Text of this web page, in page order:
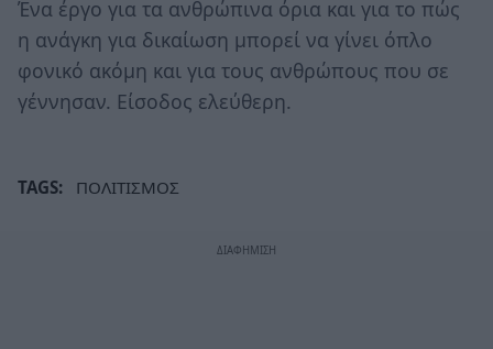
Ένα έργο για τα ανθρώπινα όρια και για το πώς
η ανάγκη για δικαίωση μπορεί να γίνει όπλο
φονικό ακόμη και για τους ανθρώπους που σε
γέννησαν. Είσοδος ελεύθερη.
TAGS: ΠΟΛΙΤΙΣΜΟΣ